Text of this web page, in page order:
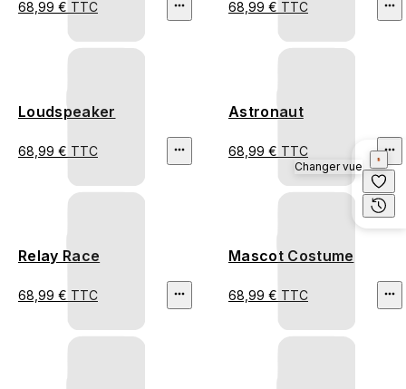
68,99 € TTC 68,99 € TTC
Loudspeaker
68,99 € TTC
Astronaut
68,99 € TTC
Relay Race
68,99 € TTC
Mascot Costume
68,99 € TTC
Changer vue